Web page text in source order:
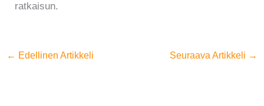
ratkaisun.
← Edellinen Artikkeli Seuraava Artikkeli →